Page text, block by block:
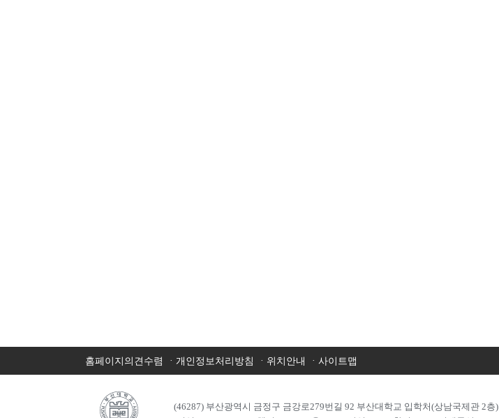
홈페이지의견수렴 · 개인정보처리방침 · 위치안내 · 사이트맵
(46287) 부산광역시 금정구 금강로279번길 92 부산대학교 입학처(상남국제관 2층)